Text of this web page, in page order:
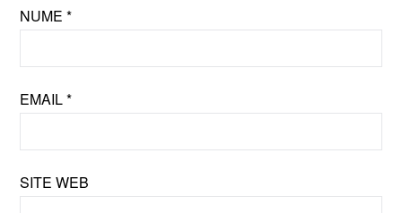
NUME*
EMAIL*
SITE WEB